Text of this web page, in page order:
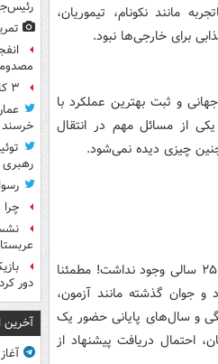
مانند نکونام، تیموریان،
برای خارجی‌ها نبود.
و ثبت بهترین عملکرد با
یکی از مسائل مهم در انتقال
چیزی دیده نمی‌شود.
در ترکیب اصلی تیم ملی ایران مقابل عراق، هیچ بازیکن کمتر از ۲۵ سالی وجود نداشت! مطمئنا
و جوان گذشته مانند آزمون،
نوراللهی، حاج‌صفی و ... در حال ورود به ۳۰ سالگی و سال‌های پایانی حضور یک
احتمال دریافت پیشنهاد از
۳ کاپیتان ایران بدون پیشنهاد بزرگ
رهبری
دور
آخرین